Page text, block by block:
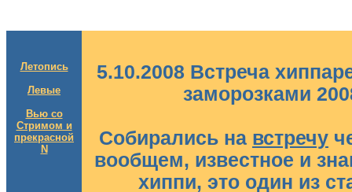
Летопись
Левые
Вью со
Стримом и
прекрасной
N
5.10.2008 Встреча
заморозками
Cобирались на встречу
вообщем, известное и
хиппи, это один из